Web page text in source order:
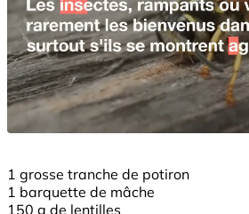
1 grosse tranche de potiron
1 barquette de mâche
150 g de lentilles